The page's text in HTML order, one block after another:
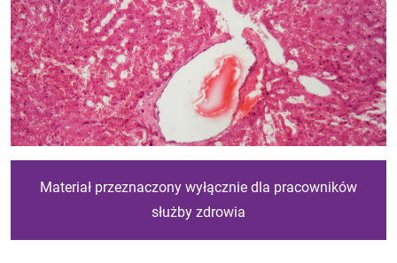
Materiał przeznaczony wyłącznie dla pracowników
służby zdrowia